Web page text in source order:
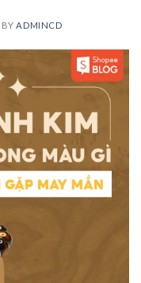
BY ADMINCD